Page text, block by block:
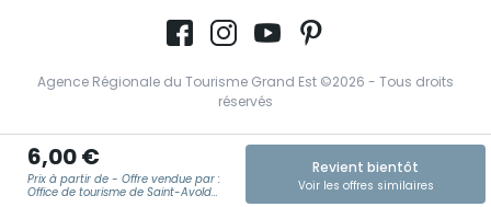
6,00 €
Prix à partir de - Offre vendue par :
Office de tourisme de Saint-Avold
Revient bientôt
Voir les offres similaires
Agence Régionale du Tourisme Grand Est ©2026 - Tous droits
réservés
Conditions Générales d’Utilisation
Mentions légales